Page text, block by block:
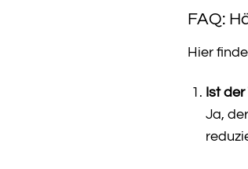
FAQ:
Hier
Ist
Ja,